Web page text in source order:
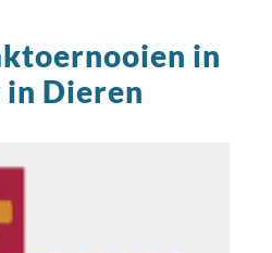
in
Dieren